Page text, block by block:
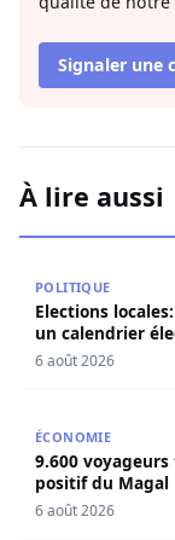
Signaler une
À lire aussi
POLITIQUE
Elections
un calendrier
6 août 2026
ÉCONOMIE
9.600
positif du Magal
6 août 2026